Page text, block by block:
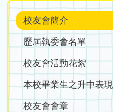
Main
navigation
校友會簡介
歷屆執委會名單
校友會活動花絮
本校畢業生之升中表現
校友會會章